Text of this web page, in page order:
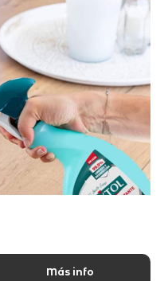
Más info